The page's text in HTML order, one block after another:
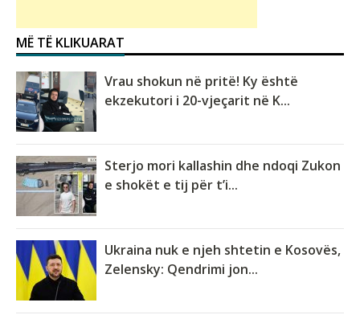
MË TË KLIKUARAT
Vrau shokun në pritë! Ky është
ekzekutori i 20-vjeçarit në K...
Sterjo mori kallashin dhe ndoqi Zukon
e shokët e tij për t’i...
Ukraina nuk e njeh shtetin e Kosovës,
Zelensky: Qendrimi jon...